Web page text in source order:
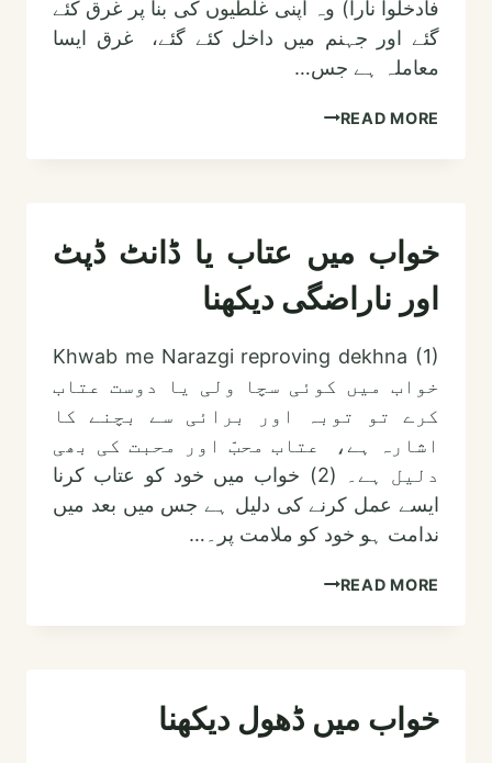
فادخلوا نارا) وہ اپنی غلطیوں کی بنا پر غرق کئے
گئے اور جہنم میں داخل کئے گئے، غرق ایسا
معاملہ ہے جس…
READ MOREخواب
ہونا
خواب میں عتاب یا ڈانٹ ڈپٹ
اور ناراضگی دیکھنا
Khwab me Narazgi reproving dekhna (1)
خواب میں کوئی سچا ولی یا دوست عتاب
کرے تو توبہ اور برائی سے بچنے کا
اشارہ ہے، عتاب محبّ اور محبت کی بھی
دلیل ہے۔ (2) خواب میں خود کو عتاب کرنا
ایسے عمل کرنے کی دلیل ہے جس میں بعد میں
ندامت ہو خود کو ملامت پر۔…
READ MOREخواب
ڈپٹ
خواب میں ڈھول دیکھنا